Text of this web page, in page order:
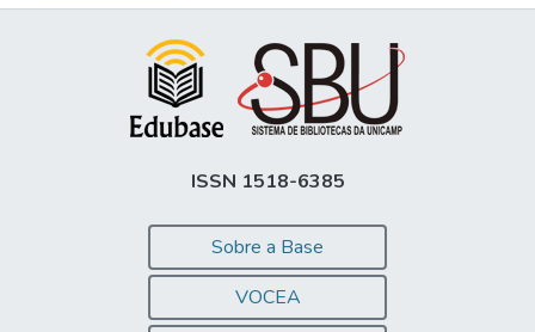
ISSN 1518-6385
Sobre a Base
VOCEA